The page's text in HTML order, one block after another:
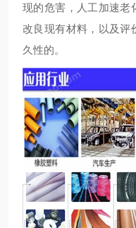
现的危害，人工加速老
改良现有材料，以及评
久性的。